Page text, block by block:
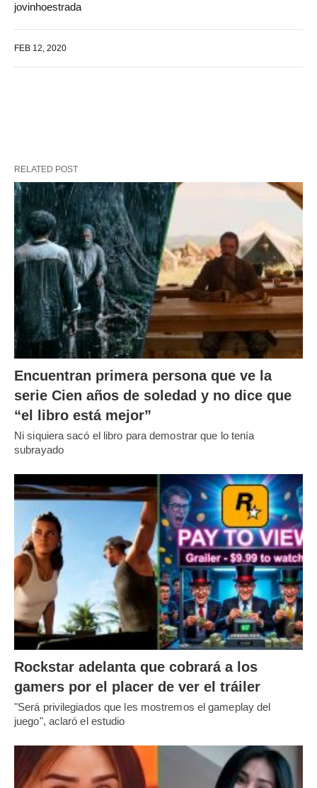
jovinhoestrada
FEB 12, 2020
RELATED POST
Encuentran primera persona que ve la
serie Cien años de soledad y no dice que
“el libro está mejor”
Ni siquiera sacó el libro para demostrar que lo tenía
subrayado
Rockstar adelanta que cobrará a los
gamers por el placer de ver el tráiler
"Será privilegiados que les mostremos el gameplay del
juego", aclaró el estudio